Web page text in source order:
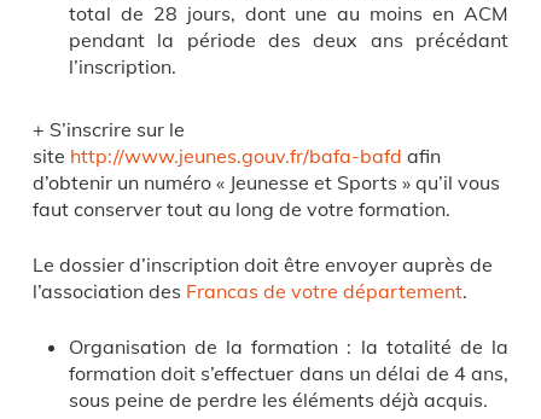
total de 28 jours, dont une au moins en ACM
pendant la période des deux ans précédant
l’inscription.
+ S’inscrire sur le
site http://www.jeunes.gouv.fr/bafa-bafd afin
d’obtenir un numéro « Jeunesse et Sports » qu’il vous
faut conserver tout au long de votre formation.
Le dossier d’inscription doit être envoyer auprès de
l’association des Francas de votre département.
Organisation de la formation : la totalité de la
formation doit s’effectuer dans un délai de 4 ans,
sous peine de perdre les éléments déjà acquis.